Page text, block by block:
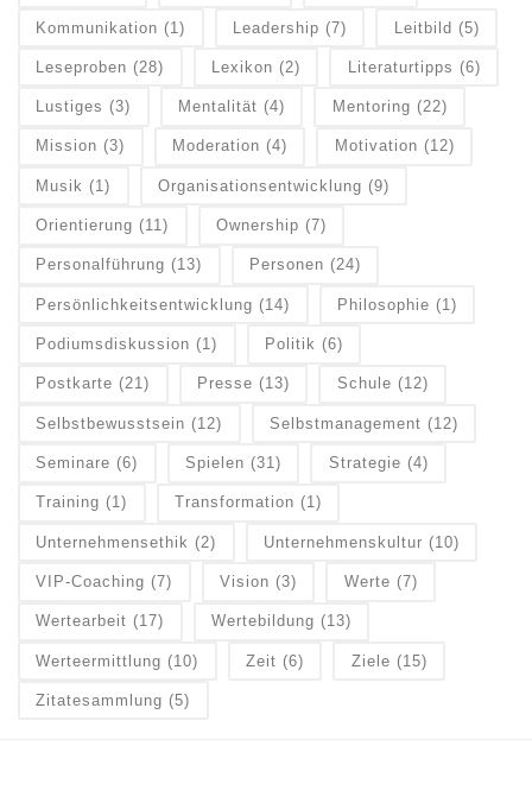
Kommunikation (1) Leadership (7) Leitbild (5)
Leseproben (28) Lexikon (2) Literaturtipps (6)
Lustiges (3) Mentalität (4) Mentoring (22)
Mission (3) Moderation (4) Motivation (12)
Musik (1) Organisationsentwicklung (9)
Orientierung (11) Ownership (7)
Personalführung (13) Personen (24)
Persönlichkeitsentwicklung (14) Philosophie (1)
Podiumsdiskussion (1) Politik (6)
Postkarte (21) Presse (13) Schule (12)
Selbstbewusstsein (12) Selbstmanagement (12)
Seminare (6) Spielen (31) Strategie (4)
Training (1) Transformation (1)
Unternehmensethik (2) Unternehmenskultur (10)
VIP-Coaching (7) Vision (3) Werte (7)
Wertearbeit (17) Wertebildung (13)
Werteermittlung (10) Zeit (6) Ziele (15)
Zitatesammlung (5)